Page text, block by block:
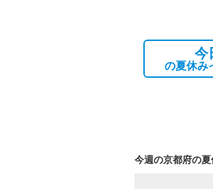
今
の夏休み
今週の京都府の